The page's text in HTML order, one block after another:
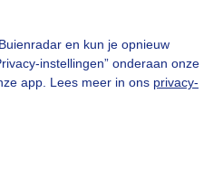
en kun je opnieuw
instellingen” onderaan onze
app. Lees meer in ons privacy-